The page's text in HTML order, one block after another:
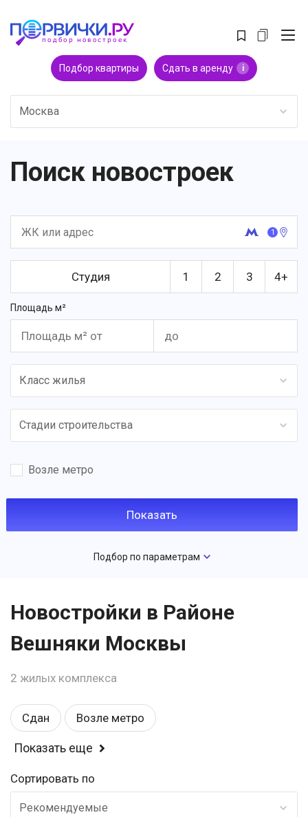
Подбор квартиры Сдать в аренду i
Москва
Поиск новостроек
1
Студия 1 2 3 4+
Площадь м²
Класс жилья
Стадии строительства
Возле метро
Подбор по параметрам
Новостройки в Районе
Вешняки Москвы
2 жилых комплекса
Сдан Возле метро
Спортивные площадки
Магазины Детские площадки Школа
Показать еще
Сортировать по
Рекомендуемые